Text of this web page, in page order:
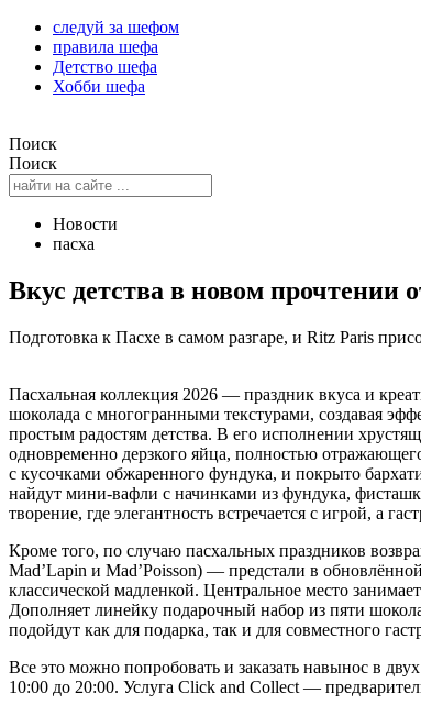
следуй за шефом
правила шефа
Детство шефа
Хобби шефа
Поиск
Поиск
Новости
пасха
Вкус детства в новом прочтении
Подготовка к Пасхе в самом разгаре, и Ritz Paris
Пасхальная коллекция 2026 — праздник вкуса и
шоколада с многогранными текстурами, создавая
простым радостям детства. В его исполнении
одновременно дерзкого яйца, полностью
с кусочками обжаренного фундука, и покрыто
найдут мини-вафли с начинками из фундука,
творение, где элегантность встречается с игрой, а
Кроме того, по случаю пасхальных праздников
Mad’Lapin и Mad’Poisson) — предстали в
классической мадленкой. Центральное место
Дополняет линейку подарочный набор из пяти
подойдут как для подарка, так и для совместного
Все это можно попробовать и заказать навынос в
10:00 до 20:00. Услуга Click and Collect —